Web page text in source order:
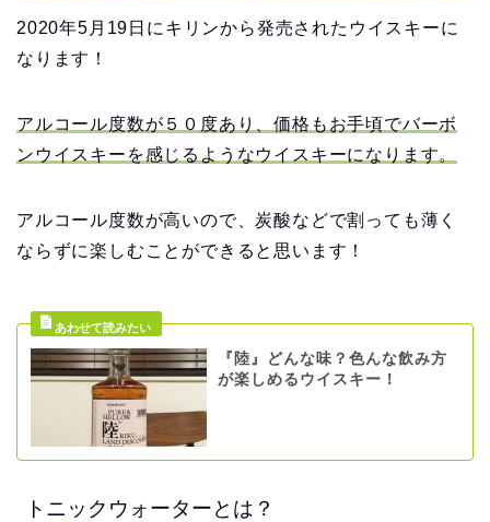
2020年5月19日にキリンから発売されたウイスキーに
なります！
アルコール度数が５０度あり、価格もお手頃でバーボ
ンウイスキーを感じるようなウイスキーになります。
アルコール度数が高いので、炭酸などで割っても薄く
ならずに楽しむことができると思います！
『陸』どんな味？色んな飲み方
が楽しめるウイスキー！
トニックウォーターとは？